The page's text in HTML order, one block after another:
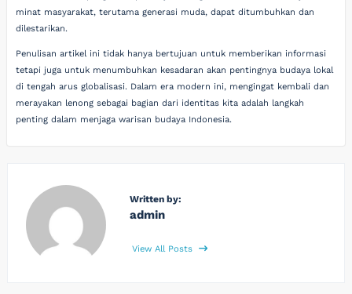
minat masyarakat, terutama generasi muda, dapat ditumbuhkan dan
dilestarikan.
Penulisan artikel ini tidak hanya bertujuan untuk memberikan informasi
tetapi juga untuk menumbuhkan kesadaran akan pentingnya budaya lokal
di tengah arus globalisasi. Dalam era modern ini, mengingat kembali dan
merayakan lenong sebagai bagian dari identitas kita adalah langkah
penting dalam menjaga warisan budaya Indonesia.
Written by:
admin
View All Posts